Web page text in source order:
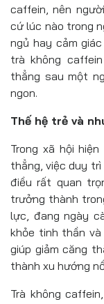
caffein, nên
cứ lúc nào trong
ngủ hay cảm
trà không
thẳng sau một
ngon.
Thế hệ trẻ và
Trong xã hội
thẳng, việc duy
điều rất quan
trưởng thành
lực, đang ngày
khỏe tinh thần
giúp giảm căng
thành xu hướng
Trà không